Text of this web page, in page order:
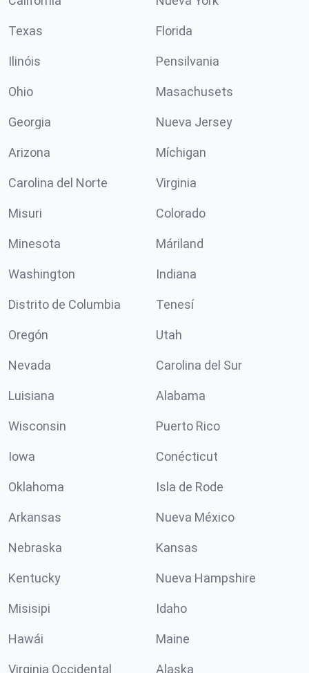
Texas Florida
Ilinóis Pensilvania
Ohio Masachusets
Georgia Nueva Jersey
Arizona Míchigan
Carolina del Norte Virginia
Misuri Colorado
Minesota Máriland
Washington Indiana
Distrito de Columbia Tenesí
Oregón Utah
Nevada Carolina del Sur
Luisiana Alabama
Wisconsin Puerto Rico
Iowa Conécticut
Oklahoma Isla de Rode
Arkansas Nueva México
Nebraska Kansas
Kentucky Nueva Hampshire
Misisipi Idaho
Hawái Maine
Virginia Occidental Alaska